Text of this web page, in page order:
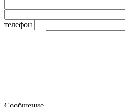
телефон